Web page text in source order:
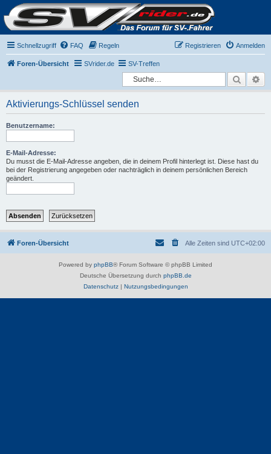
Schnellzugriff FAQ Regeln Anmelden
Registrieren
Foren-Übersicht SVrider.de SV-Treffen
Suche
Aktivierungs-Schlüssel senden
Benutzername:
E-Mail-Adresse:
Du musst die E-Mail-Adresse angeben, die in deinem Profil hinterlegt ist. Diese hast du
bei der Registrierung angegeben oder nachträglich in deinem persönlichen Bereich
geändert.
Foren-Übersicht Alle Zeiten sind UTC+02:00
Powered by phpBB® Forum Software © phpBB Limited
Deutsche Übersetzung durch phpBB.de
Datenschutz| Nutzungsbedingungen